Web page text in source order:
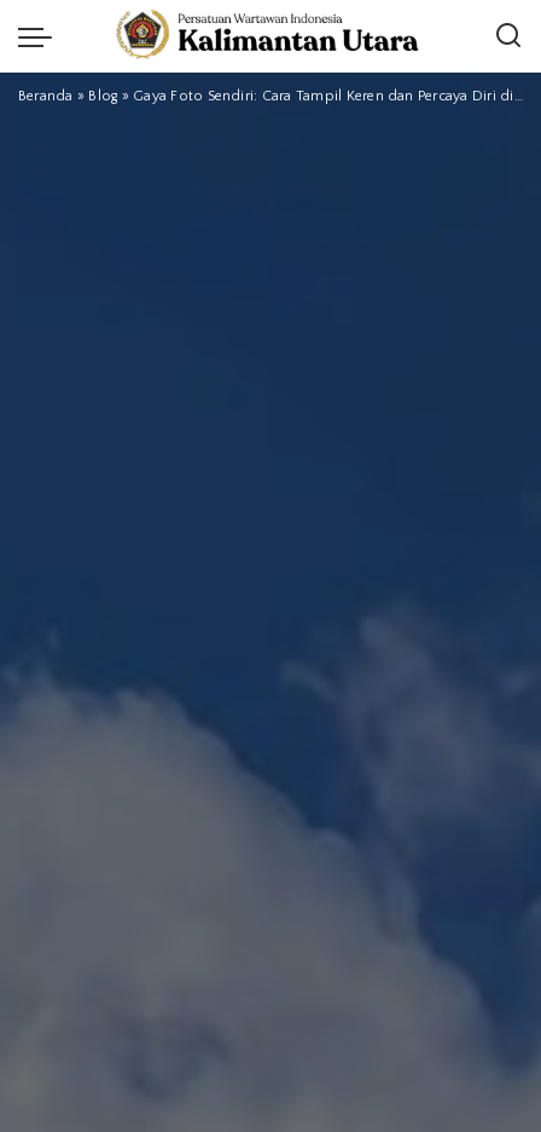
Beranda » Blog » Gaya Foto Sendiri: Cara Tampil Keren dan Percaya Diri di Setiap Jepretan